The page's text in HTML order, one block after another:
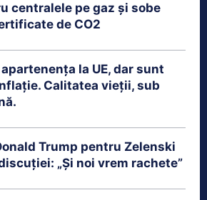
centralele pe gaz și sobe
de CO2
la UE, dar sunt
Calitatea vieții, sub
Trump pentru Zelenski
„Și noi vrem rachete”